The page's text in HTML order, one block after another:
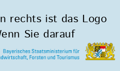
rechts ist das Logo
Sie darauf